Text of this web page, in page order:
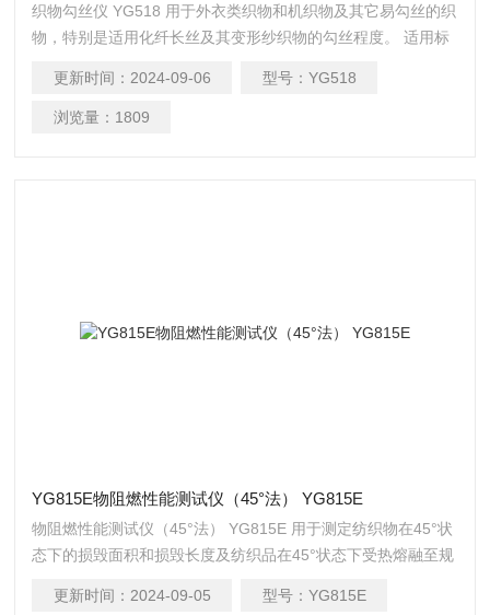
织物勾丝仪 YG518 用于外衣类织物和机织物及其它易勾丝的织
物，特别是适用化纤长丝及其变形纱织物的勾丝程度。 适用标
更新时间： 2024-09-06 型号： YG518
浏览量： 1809
YG815E物阻燃性能测试仪（45°法） YG815E
物阻燃性能测试仪（45°法） YG815E 用于测定纺织物在45°状
态下的损毁面积和损毁长度及纺织品在45°状态下受热熔融至规
更新时间： 2024-09-05 型号： YG815E